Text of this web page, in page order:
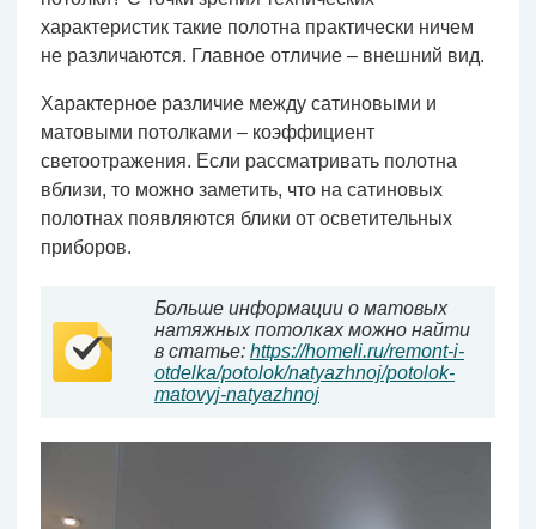
характеристик такие полотна практически ничем
не различаются. Главное отличие – внешний вид.
Характерное различие между сатиновыми и
матовыми потолками – коэффициент
светоотражения. Если рассматривать полотна
вблизи, то можно заметить, что на сатиновых
полотнах появляются блики от осветительных
приборов.
Больше информации о матовых
натяжных потолках можно найти
в статье: https://homeli.ru/remont-i-
otdelka/potolok/natyazhnoj/potolok-
matovyj-natyazhnoj